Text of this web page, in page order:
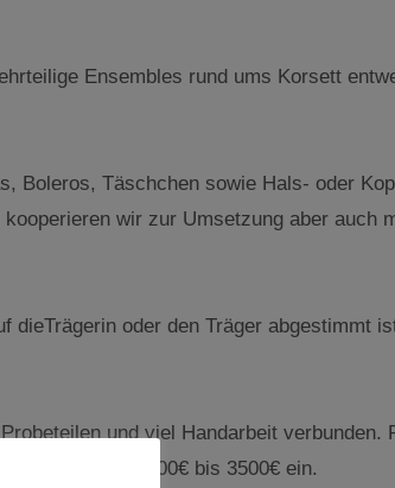
Ensembles rund ums Korsett
Boleros, Täschchen sowie Hals- oder
wir zur Umsetzung aber auch
oder den Träger abgestimmt
und viel Handarbeit verbunden.
mindestens 1200€ bis 3500€ ein.